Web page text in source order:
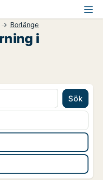
Borlänge
i
Sök